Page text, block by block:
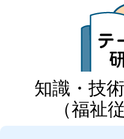
知識・技
（福祉